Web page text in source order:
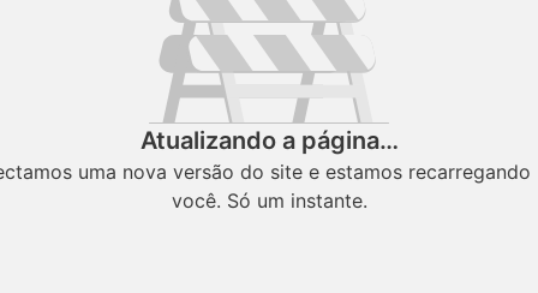
Atualizando a página…
uma nova versão do site e estamos recarregando
você. Só um instante.